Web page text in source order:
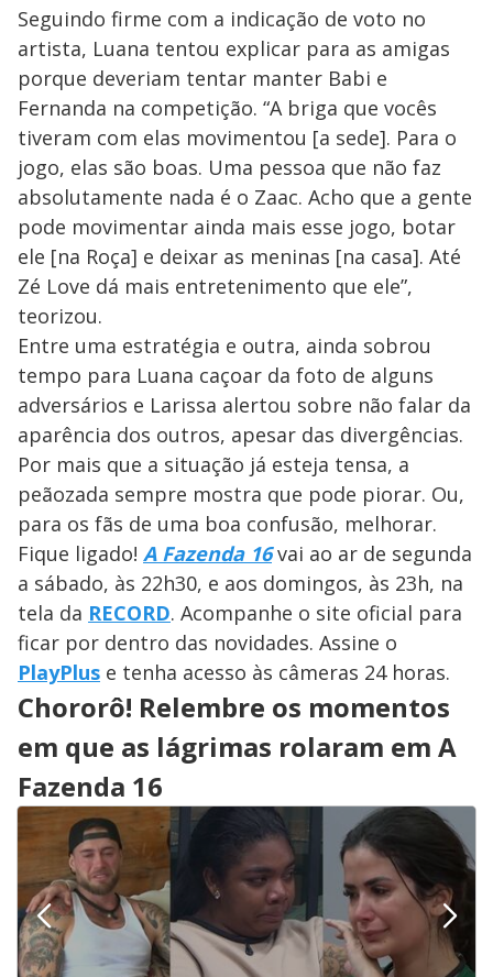
Seguindo firme com a indicação de voto no
artista, Luana tentou explicar para as amigas
porque deveriam tentar manter Babi e
Fernanda na competição. “A briga que vocês
tiveram com elas movimentou [a sede]. Para o
jogo, elas são boas. Uma pessoa que não faz
absolutamente nada é o Zaac. Acho que a gente
pode movimentar ainda mais esse jogo, botar
ele [na Roça] e deixar as meninas [na casa]. Até
Zé Love dá mais entretenimento que ele”,
teorizou.
Entre uma estratégia e outra, ainda sobrou
tempo para Luana caçoar da foto de alguns
adversários e Larissa alertou sobre não falar da
aparência dos outros, apesar das divergências.
Por mais que a situação já esteja tensa, a
peãozada sempre mostra que pode piorar. Ou,
para os fãs de uma boa confusão, melhorar.
Fique ligado! A Fazenda 16vai ao ar de segunda
a sábado, às 22h30, e aos domingos, às 23h, na
tela da RECORD. Acompanhe o site oficial para
ficar por dentro das novidades. Assine o
PlayPlus e tenha acesso às câmeras 24 horas.
Chororô! Relembre os momentos
em que as lágrimas rolaram em A
Fazenda 16